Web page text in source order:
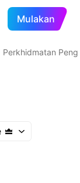
Mulakan
Perkhidmatan